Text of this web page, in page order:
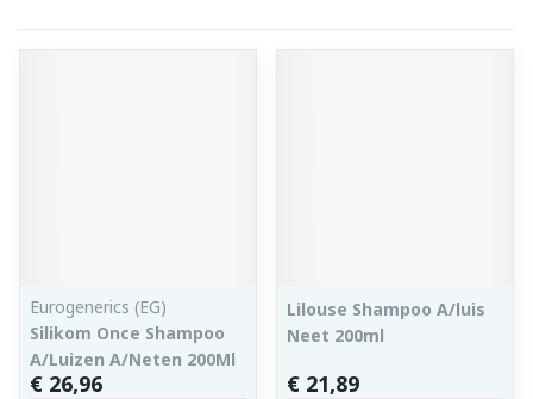
Eurogenerics (EG)
Silikom Once Shampoo
A/Luizen A/Neten 200Ml
€ 26,96
Lilouse Shampoo A/luis
Neet 200ml
€ 21,89